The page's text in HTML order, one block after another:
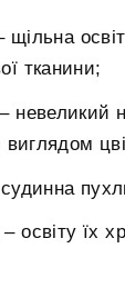
тканини;
невеликий
виглядом
освіту їх